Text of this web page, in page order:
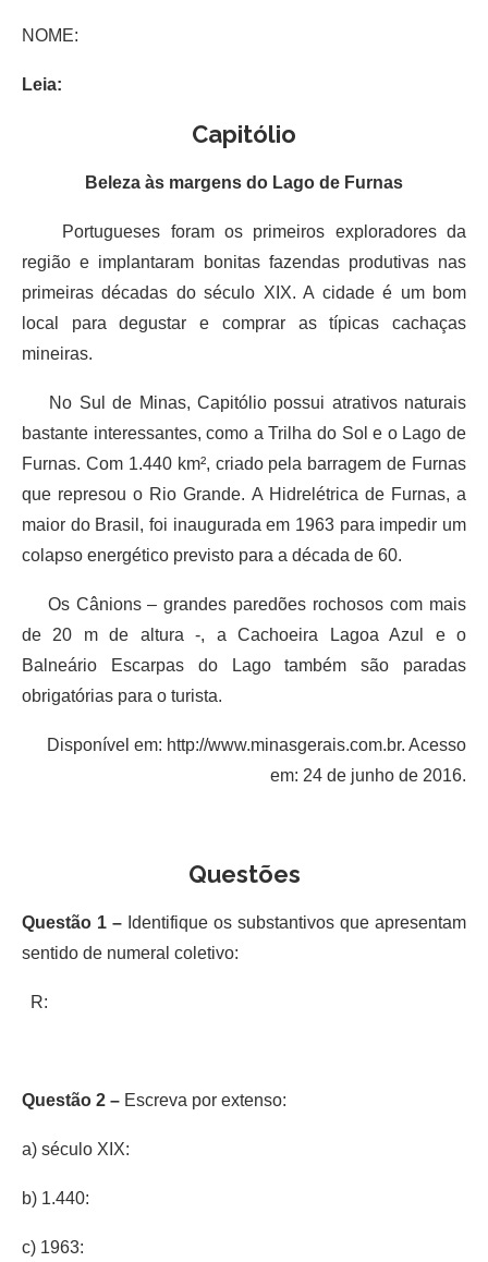
NOME:
Leia:
Capitólio
Beleza às margens do Lago de Furnas
Portugueses foram os primeiros exploradores da
região e implantaram bonitas fazendas produtivas nas
primeiras décadas do século XIX. A cidade é um bom
local para degustar e comprar as típicas cachaças
mineiras.
No Sul de Minas, Capitólio possui atrativos naturais
bastante interessantes, como a Trilha do Sol e o Lago de
Furnas. Com 1.440 km², criado pela barragem de Furnas
que represou o Rio Grande. A Hidrelétrica de Furnas, a
maior do Brasil, foi inaugurada em 1963 para impedir um
colapso energético previsto para a década de 60.
Os Cânions – grandes paredões rochosos com mais
de 20 m de altura -, a Cachoeira Lagoa Azul e o
Balneário Escarpas do Lago também são paradas
obrigatórias para o turista.
Disponível em: http://www.minasgerais.com.br. Acesso
em: 24 de junho de 2016.
Questões
Questão 1 – Identifique os substantivos que apresentam
sentido de numeral coletivo:
R:
Questão 2 – Escreva por extenso:
a) século XIX:
b) 1.440:
c) 1963: